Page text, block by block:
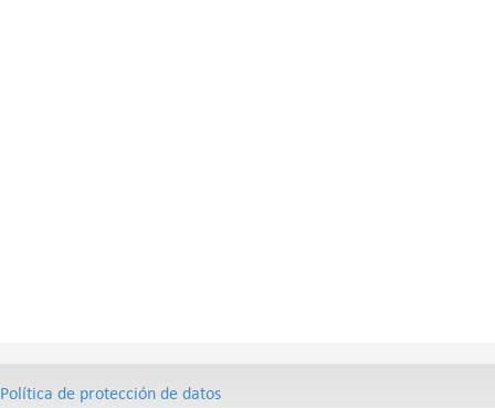
Política de protección de datos